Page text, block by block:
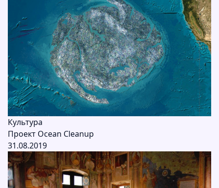
Культура
Проект Ocean Cleanup
31.08.2019